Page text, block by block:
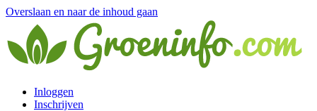
Overslaan en naar de inhoud gaan
Inloggen
Inschrijven